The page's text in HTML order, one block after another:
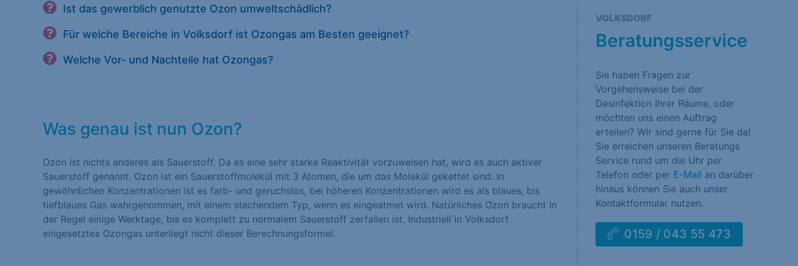
Ist das gewerblich genutzte Ozon umweltschädlich?
Für welche Bereiche in Volksdorf ist Ozongas am Besten geeignet?
Welche Vor- und Nachteile hat Ozongas?
Was genau ist nun Ozon?
Ozon ist nichts anderes als Sauerstoff. Da es eine sehr starke Reaktivität vorzuweisen hat, wird es auch aktiver
Sauerstoff genannt. Ozon ist ein Sauerstoffmolekül mit 3 Atomen, die um das Molekül gekettet sind. In
gewöhnlichen Konzentrationen ist es farb- und geruchslos, bei höheren Konzentrationen wird es als blaues, bis
tiefblaues Gas wahrgenommen, mit einem stechendem Typ, wenn es eingeatmet wird. Natürliches Ozon braucht in
der Regel einige Werktage, bis es komplett zu normalem Sauerstoff zerfallen ist. Industriell in Volksdorf
eingesetztes Ozongas unterliegt nicht dieser Berechnungsformel.
VOLKSDORF
Beratungsservice
Sie haben Fragen zur
Vorgehensweise bei der
Desinfektion Ihrer Räume, oder
möchten uns einen Auftrag
erteilen? Wir sind gerne für Sie da!
Sie erreichen unseren Beratungs
Service rund um die Uhr per
Telefon oder per E-Mail an darüber
hinaus können Sie auch unser
Kontaktformular nutzen.
0159 / 043 55 473
Impressum